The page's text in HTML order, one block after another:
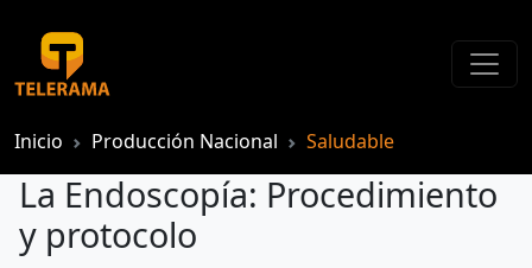
Inicio Producción Nacional Saludable
La Endoscopía: Procedimiento
y protocolo